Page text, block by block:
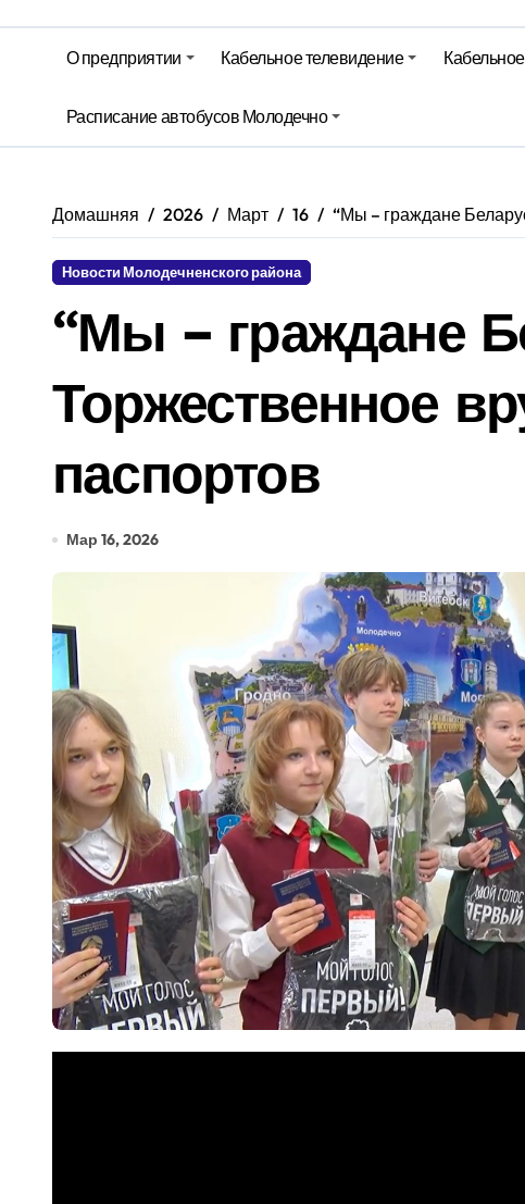
Молодечно. Новости время местное –
О предприятии Кабельное телевидение
Расписание автобусов Молодечно
Домашняя 2026 Март 16 “Мы – граждане
Новости Молодечненского района
“Мы – граждане
Торжественное
паспортов
Мар 16, 2026